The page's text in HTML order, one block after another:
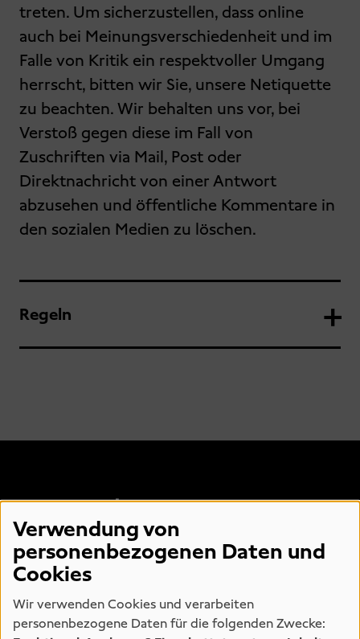
treten. Um sicherzustellen, dass online
auch bei Meinungsverschiedenheit und im
Falle von Kritik ein respektvoller Umgang
herrscht, bitten wir Sie, unsere Netiquette
zu beachten. Wir behalten uns vor, bei
Verstoß gegen diese im Fall von
Zuschriften via Mail, Post oder
Direktnachricht von einer Antwort
abzusehen und öffentliche Kommentare in
den sozialen Medien zu löschen.
Regeln
FOOTER 1
Besuchen
Sammlung
Programm
Verwendung von
personenbezogenen Daten und
Cookies
Wir verwenden Cookies und verarbeiten
personenbezogene Daten für die folgenden Zwecke: